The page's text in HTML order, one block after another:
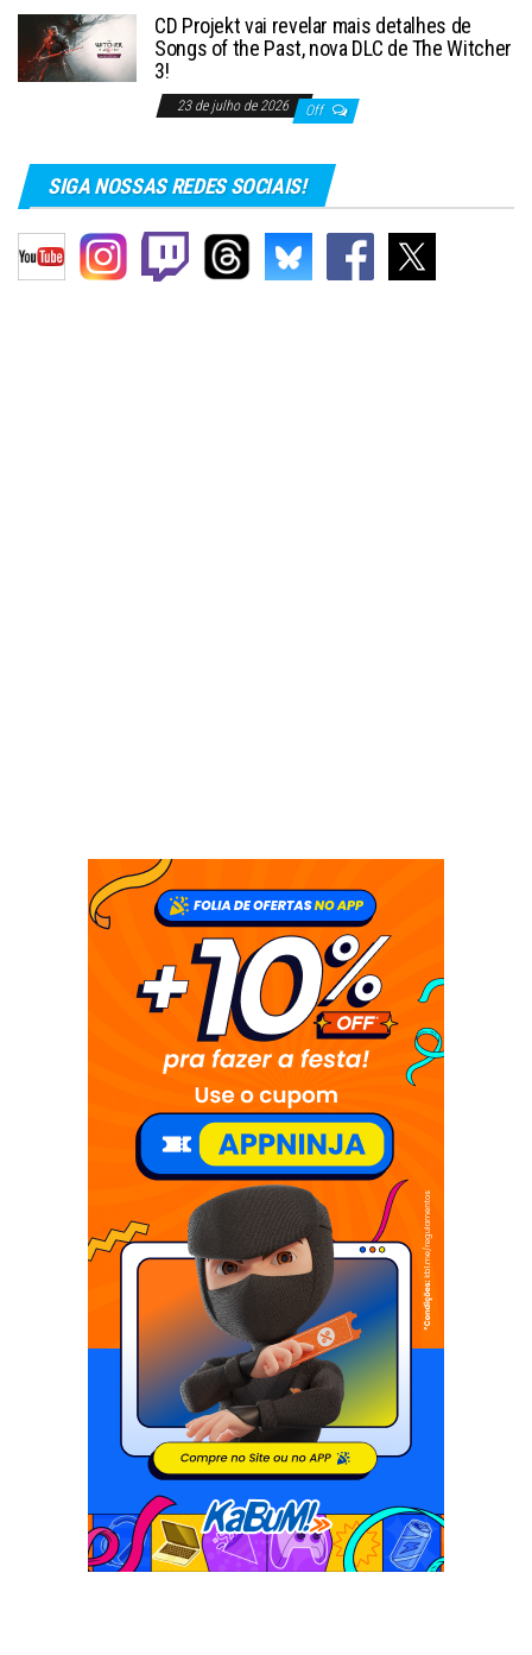
CD Projekt vai revelar mais detalhes de
Songs of the Past, nova DLC de The Witcher
3!
23 de julho de 2026 Off
SIGA NOSSAS REDES SOCIAIS!